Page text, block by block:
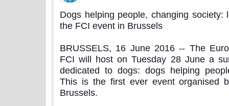
Dogs helping people, changing society:
the FCI event in Brussels
BRUSSELS, 16 June 2016 -- The
FCI will host on Tuesday 28 June a
dedicated to dogs: dogs helping
This is the first ever event organised
Brussels.